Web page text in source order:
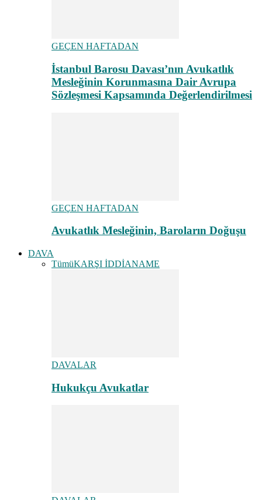
GEÇEN HAFTADAN
İstanbul Barosu Davası’nın Avukatlık
Mesleğinin Korunmasına Dair Avrupa
Sözleşmesi Kapsamında Değerlendirilmesi
GEÇEN HAFTADAN
Avukatlık Mesleğinin, Baroların Doğuşu
DAVA
TümüKARŞI İDDİANAME
DAVALAR
Hukukçu Avukatlar